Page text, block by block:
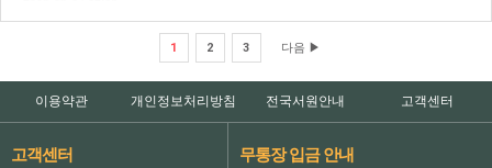
1 2 3 다음 ▶
이용약관 개인정보처리방침 전국서원안내 고객센터
고객센터 무통장 입금 안내